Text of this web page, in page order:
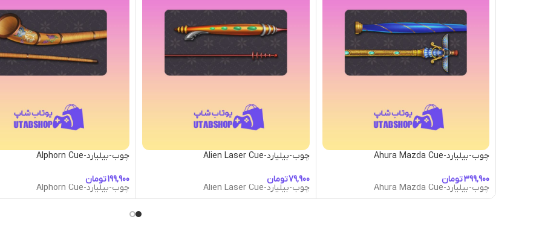
چوب-بیلیارد-Ahura Mazda Cue
تومان
چوب-بیلیارد-Ahura Mazda Cue
چوب-بیلیارد-Alien Laser Cue
تومان
چوب-بیلیارد-Alien Laser Cue
چوب-بیلیارد-Alphorn Cue
تومان
چوب-بیلیارد-Alphorn Cue